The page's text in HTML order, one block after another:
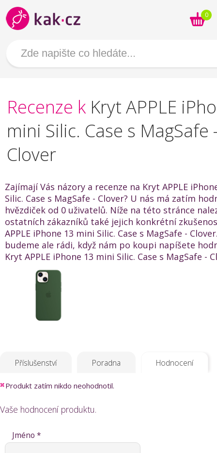
0
Recenze k Kryt APPLE
mini Silic. Case s MagSafe
Clover
Zajímají Vás názory a recenze na Kryt APPLE
Silic. Case s MagSafe - Clover? U nás má zatím
hvězdiček od 0 uživatelů. Níže na této stránce
ostatních zákazníků také jejich konkrétní
APPLE iPhone 13 mini Silic. Case s MagSafe -
budeme ale rádi, když nám po koupi napíšete
Kryt APPLE iPhone 13 mini Silic. Case s MagSafe -
Příslušenství Poradna Hodnocení
Produkt zatím nikdo neohodnotil.
Vaše hodnocení produktu.
Jméno *